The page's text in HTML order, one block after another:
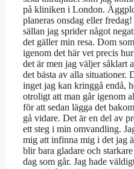
på kliniken i London.
planeras onsdag eller
sällan jag sprider något
det gäller min resa. Dom
igenom det här vet precis
det är men jag väljer såklart
det bästa av alla situationer.
inget jag kan kringgå endå,
otroligt att man går igenom
för att sedan lägga det
gå vidare. Det är en del av
ett steg i min omvandling.
mig att infinna mig i det jag
blir bara gladare och
dag som går. Jag hade